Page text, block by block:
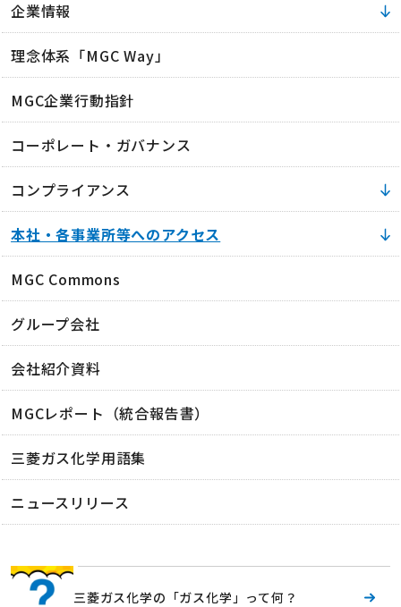
企業情報
理念体系「MGC Way」
MGC企業行動指針
コーポレート・ガバナンス
コンプライアンス
本社・各事業所等へのアクセス
MGC Commons
グループ会社
会社紹介資料
MGCレポート（統合報告書）
三菱ガス化学用語集
ニュースリリース
三菱ガス化学の「ガス化学」って何？